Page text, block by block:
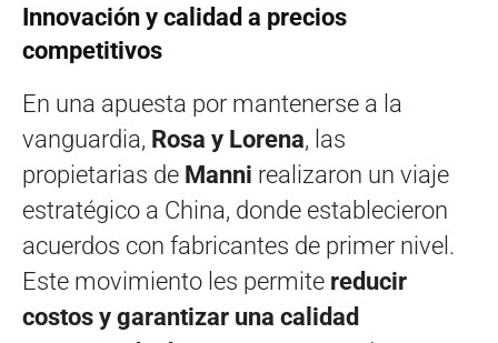
Innovación y calidad a precios
competitivos
En una apuesta por mantenerse a la
vanguardia, Rosa y Lorena, las
propietarias de Manni realizaron un viaje
estratégico a China, donde establecieron
acuerdos con fabricantes de primer nivel.
Este movimiento les permite reducir
costos y garantizar una calidad